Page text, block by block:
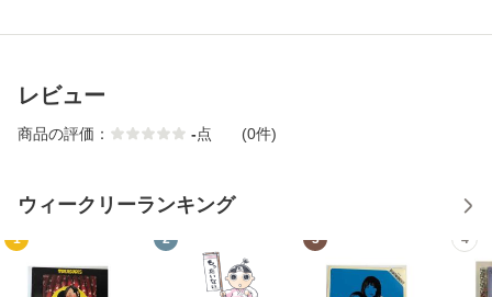
レビュー
商品の評価： -点 (0件)
ウィークリーランキング
1 2 3 4